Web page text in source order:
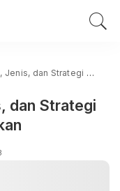
Strategi Memaksimalkan
dan Strategi